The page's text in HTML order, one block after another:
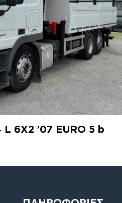
6X2 ’07 EURO 5 b